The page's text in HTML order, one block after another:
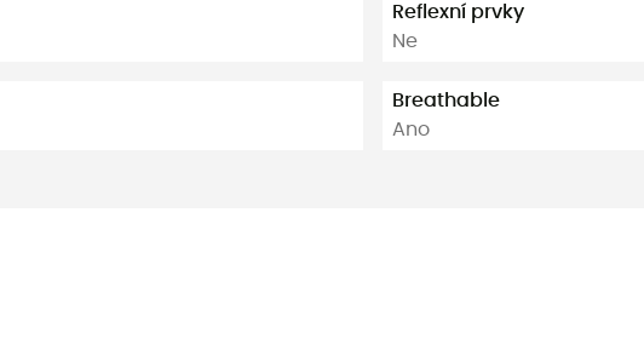
Reflexní prvky
Ne
Breathable
Ano